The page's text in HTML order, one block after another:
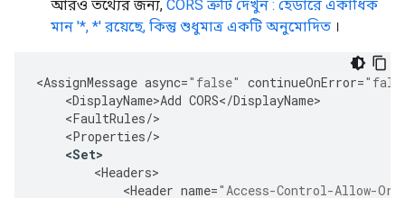
আরও তথ্যের জন্য, CORS ত্রুটি দেখুন : হেডারে একাধিক
মান '*, *' রয়েছে, কিন্তু শুধুমাত্র একটি অনুমোদিত ।
<AssignMessage async="false" continueOnError=
<DisplayName>Add CORS</DisplayName
<FaultRules/
<Properties/
<Set>
<Headers
<Header name="Access-Control-Allow-